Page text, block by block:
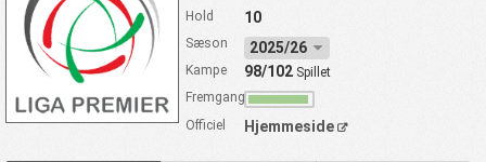
Hold 10
Sæson 2025/26
Kampe 98/102Spillet
Fremgang
Officiel
Hjemmeside